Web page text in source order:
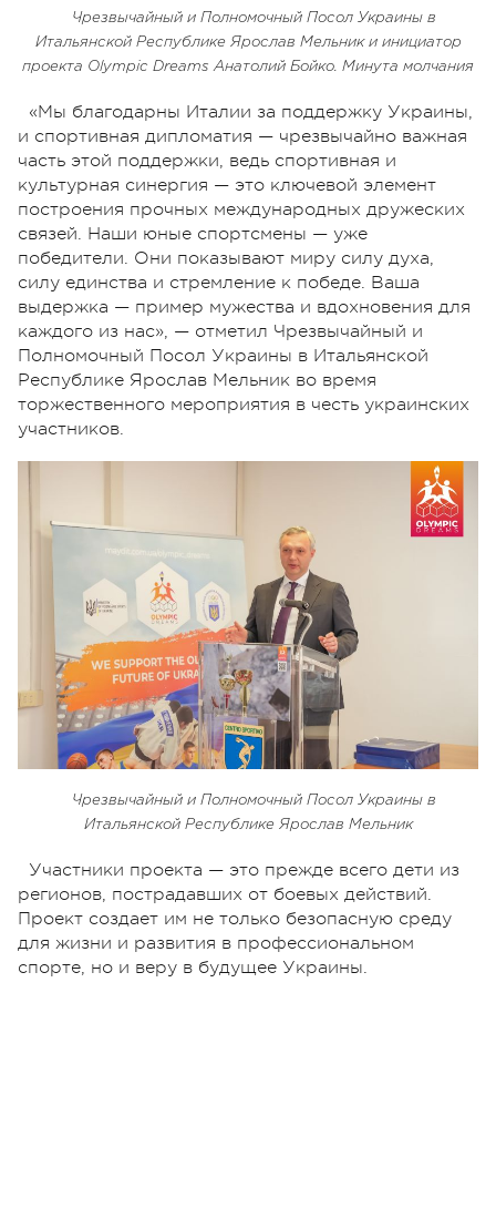
Чрезвычайный и Полномочный Посол Украины в
Итальянской Республике Ярослав Мельник и инициатор
проекта Olympic Dreams Анатолий Бойко. Минута молчания
«Мы благодарны Италии за поддержку Украины,
и спортивная дипломатия — чрезвычайно важная
часть этой поддержки, ведь спортивная и
культурная синергия — это ключевой элемент
построения прочных международных дружеских
связей. Наши юные спортсмены — уже
победители. Они показывают миру силу духа,
силу единства и стремление к победе. Ваша
выдержка — пример мужества и вдохновения для
каждого из нас», — отметил Чрезвычайный и
Полномочный Посол Украины в Итальянской
Республике Ярослав Мельник во время
торжественного мероприятия в честь украинских
участников.
Чрезвычайный и Полномочный Посол Украины в
Итальянской Республике Ярослав Мельник
Участники проекта — это прежде всего дети из
регионов, пострадавших от боевых действий.
Проект создает им не только безопасную среду
для жизни и развития в профессиональном
спорте, но и веру в будущее Украины.